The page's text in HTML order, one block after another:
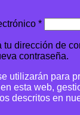
*
tu dirección de
contraseña.
utilizarán para
esta web,
descritos en